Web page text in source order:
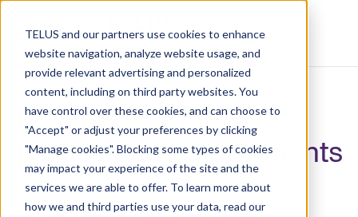
TELUS and our partners use cookies to enhance
website navigation, analyze website usage, and
provide relevant advertising and personalized
content, including on third party websites. You
have control over these cookies, and can choose to
"Accept" or adjust your preferences by clicking
"Manage cookies". Blocking some types of cookies
may impact your experience of the site and the
services we are able to offer. To learn more about
how we and third parties use your data, read our
Centre de ressources
Plaider pour la
participation des patients
24 mai 2017